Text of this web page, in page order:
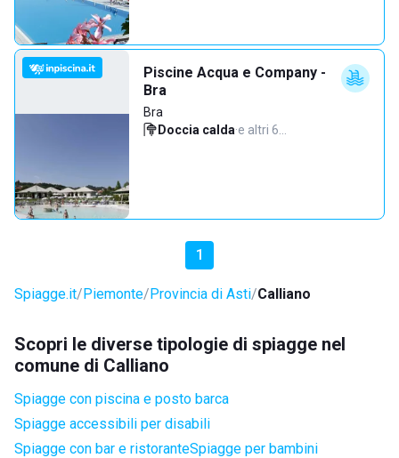
Piscine Acqua e Company -
Bra
Bra
Doccia calda·e altri 6…
1
Spiagge.it Piemonte Provincia di Asti Calliano
Scopri le diverse tipologie di spiagge nel
comune di Calliano
Spiagge con piscina e posto barca
Spiagge accessibili per disabili
Spiagge con bar e ristoranteSpiagge per bambini